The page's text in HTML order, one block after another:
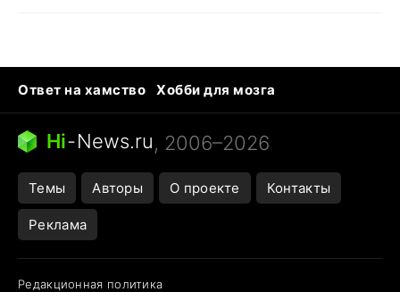
Ответ на хамство
Хобби для мозга
Бензин 100 и 95
Тунцы в океанариуме
Следующая пандемия
Hi-News.ru, 2006–2026
Темы Авторы О проекте Контакты
Реклама
Редакционная политика